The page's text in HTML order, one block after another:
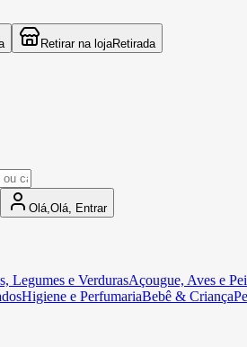
Retirar na lojaRetirada
Olá, Olá, Entrar
Legumes e VerdurasAçougue, Aves e
Higiene e PerfumariaBebê & Criança